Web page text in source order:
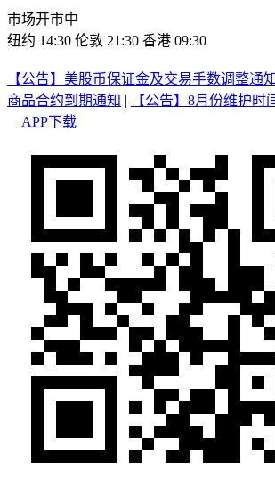
市场开市中
纽约 14:30 伦敦 21:30 香港 09:30
【公告】美股币保证金及交易手数调整通知
商品合约到期通知 |
【公告】8月份维护时
APP下载